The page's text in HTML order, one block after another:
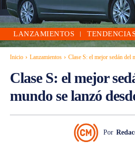
LANZAMIENTOS
Inicio Lanzamientos Clase S: el mejor sedán del
Clase S: el mejor
mundo se lanzó
Por